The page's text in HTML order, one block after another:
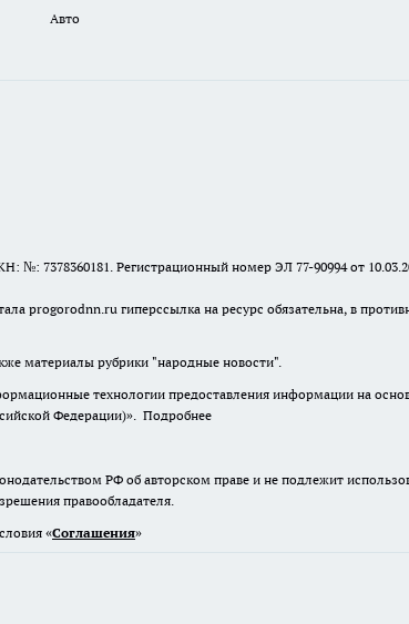
Авто
7378360181. Регистрационный номер ЭЛ 77-90994 от
progorodnn.ru гиперссылка на ресурс обязательна, в
материалы рубрики "народные новости".
технологии предоставления информации на
Федерации)». Подробнее
РФ об авторском праве и не подлежит
правообладателя.
«Cоглашения»